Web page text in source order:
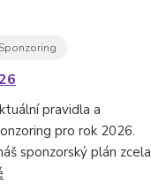
Sponzoring
pravidla a
pro rok 2026.
sponzorský plán zcela